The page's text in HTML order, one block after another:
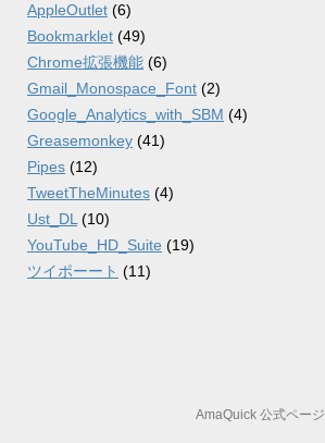
AppleOutlet (6)
Bookmarklet (49)
Chrome拡張機能 (6)
Gmail_Monospace_Font (2)
Google_Analytics_with_SBM (4)
Greasemonkey (41)
Pipes (12)
TweetTheMinutes (4)
Ust_DL (10)
YouTube_HD_Suite (19)
ツイポーート (11)
AmaQuick 公式ページ